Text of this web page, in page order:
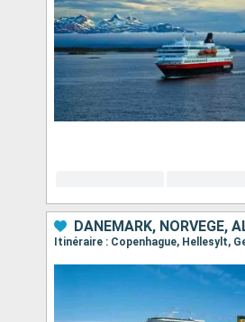
DANEMARK, NORVÈGE,
Itinéraire : Copenhague, Hellesylt,